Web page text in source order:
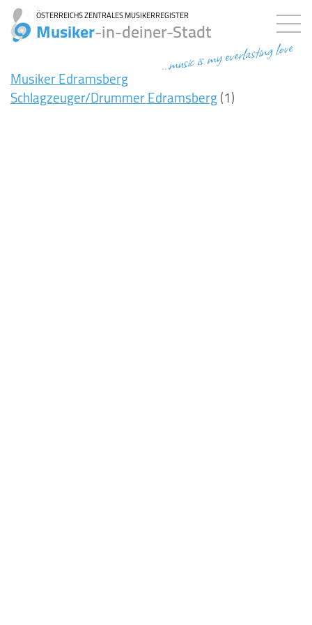
ÖSTERREICHS ZENTRALES MUSIKERREGISTER
Musiker-in-deiner-Stadt
...music is my everlasting love
Musiker Edramsberg
Schlagzeuger/Drummer Edramsberg(1)